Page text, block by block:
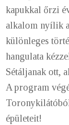
kapukkal őrzi
alkalom nyílik
különleges
hangulata
Sétáljanak ott,
A program
épületeit!